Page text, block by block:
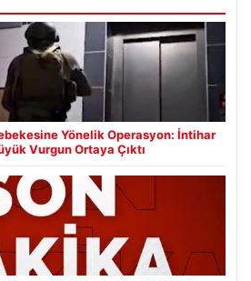
Yönelik Operasyon: İntihar
Vurgun Ortaya Çıktı